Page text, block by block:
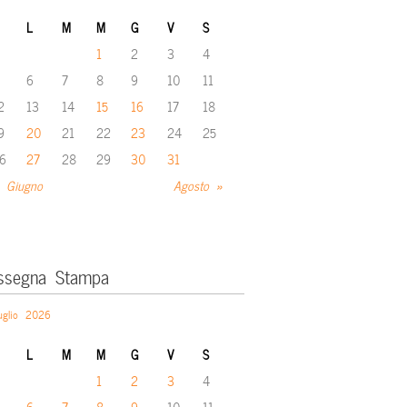
L M M G V S
Agosto »
1 2 3
4
6 7 8 9 10
11
13 14 15 16 17
18
20 21 22 23 24
25
27 28 29 30 31
Stampa
2026
L M M G V
S
1
2 3
4